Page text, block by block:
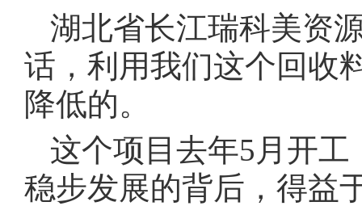
湖北省长江瑞科美资
话，利用我们这个回收
降低的。
这个项目去年5月开
稳步发展的背后，得益